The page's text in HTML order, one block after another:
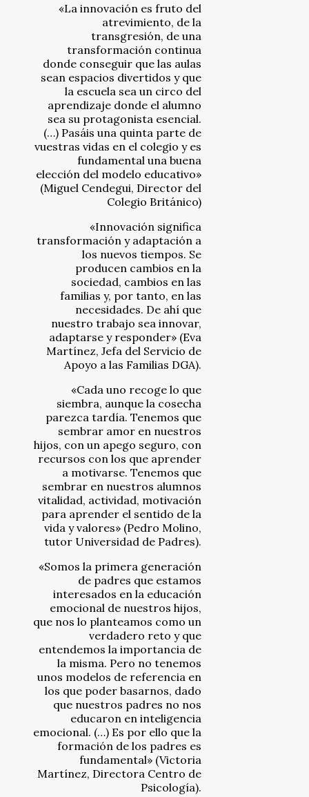
«La innovación es fruto del
atrevimiento, de la
transgresión, de una
transformación continua
donde conseguir que las aulas
sean espacios divertidos y que
la escuela sea un circo del
aprendizaje donde el alumno
sea su protagonista esencial.
(…) Pasáis una quinta parte de
vuestras vidas en el colegio y es
fundamental una buena
elección del modelo educativo»
(Miguel Cendegui, Director del
Colegio Británico)
«Innovación significa
transformación y adaptación a
los nuevos tiempos. Se
producen cambios en la
sociedad, cambios en las
familias y, por tanto, en las
necesidades. De ahí que
nuestro trabajo sea innovar,
adaptarse y responder» (Eva
Martínez, Jefa del Servicio de
Apoyo a las Familias DGA).
«Cada uno recoge lo que
siembra, aunque la cosecha
parezca tardía. Tenemos que
sembrar amor en nuestros
hijos, con un apego seguro, con
recursos con los que aprender
a motivarse. Tenemos que
sembrar en nuestros alumnos
vitalidad, actividad, motivación
para aprender el sentido de la
vida y valores» (Pedro Molino,
tutor Universidad de Padres).
«Somos la primera generación
de padres que estamos
interesados en la educación
emocional de nuestros hijos,
que nos lo planteamos como un
verdadero reto y que
entendemos la importancia de
la misma. Pero no tenemos
unos modelos de referencia en
los que poder basarnos, dado
que nuestros padres no nos
educaron en inteligencia
emocional. (…) Es por ello que la
formación de los padres es
fundamental» (Victoria
Martínez, Directora Centro de
Psicología).